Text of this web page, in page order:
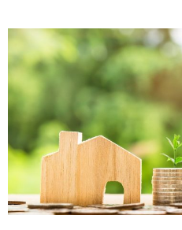
Email Marketing
Fatturazione
Financial Solutions
Trust Services